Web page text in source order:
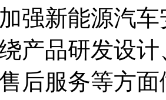
强新能源汽
产品研发设
后服务等方